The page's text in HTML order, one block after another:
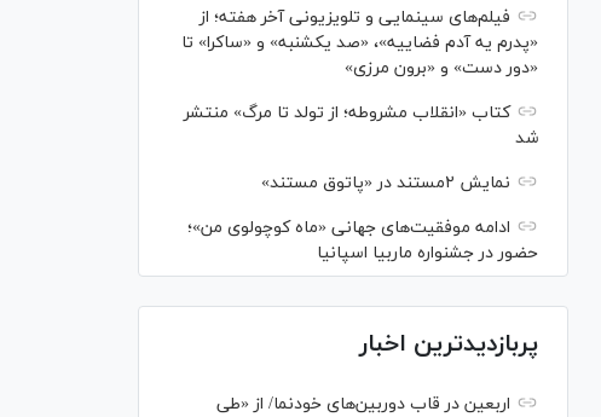
فیلم‌های سینمایی و تلویزیونی آخر هفته؛ از
«پدرم یه آدم فضاییه»، «صد یکشنبه» و «ساکرا» تا
«دور دست» و «برون مرزی»
کتاب «انقلاب مشروطه؛ از تولد تا مرگ» منتشر
شد
نمایش ۲مستند در «پاتوق مستند»
ادامه موفقیت‌های جهانی «ماه کوچولوی من»؛
حضور در جشنواره ماربیا اسپانیا
پربازدیدترین اخبار
اربعین در قاب دوربین‌های خودنما/ از «طی